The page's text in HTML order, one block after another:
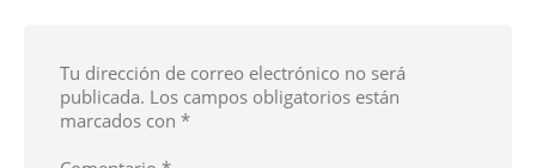
Tu dirección de correo electrónico no será
publicada. Los campos obligatorios están
marcados con *